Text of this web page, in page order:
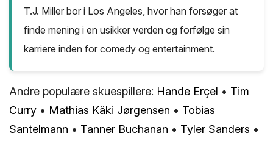
T.J. Miller bor i Los Angeles, hvor han forsøger at
finde mening i en usikker verden og forfølge sin
karriere inden for comedy og entertainment.
Andre populære skuespillere: Hande Erçel • Tim
Curry • Mathias Käki Jørgensen • Tobias
Santelmann • Tanner Buchanan • Tyler Sanders •